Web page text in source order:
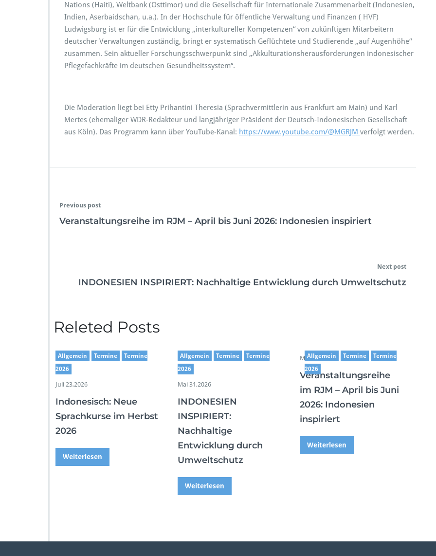
Nations (Haiti), Weltbank (Osttimor) und die Gesellschaft für Internationale Zusammenarbeit (Indonesien,
Indien, Aserbaidschan, u.a.). In der Hochschule für öffentliche Verwaltung und Finanzen ( HVF)
Ludwigsburg ist er für die Entwicklung „interkultureller Kompetenzen“ von zukünftigen Mitarbeitern
deutscher Verwaltungen zuständig, bringt er systematisch Geflüchtete und Studierende „auf Augenhöhe“
zusammen. Sein aktueller Forschungsschwerpunkt sind „Akkulturationsherausforderungen indonesischer
Pflegefachkräfte im deutschen Gesundheitssystem“.
Die Moderation liegt bei Etty Prihantini Theresia (Sprachvermittlerin aus Frankfurt am Main) und Karl
Mertes (ehemaliger WDR-Redakteur und langjähriger Präsident der Deutsch-Indonesischen Gesellschaft
aus Köln). Das Programm kann über YouTube-Kanal: https://www.youtube.com/@MGRJM verfolgt werden.
Previous post
Veranstaltungsreihe im RJM – April bis Juni 2026: Indonesien inspiriert
Next post
INDONESIEN INSPIRIERT: Nachhaltige Entwicklung durch Umweltschutz
Releted Posts
Allgemein Termine
Termine
2026
Juli 23,2026
Indonesisch: Neue
Sprachkurse im Herbst
2026
Weiterlesen
Allgemein Termine
Termine
2026
Mai 31,2026
INDONESIEN
INSPIRIERT:
Nachhaltige
Entwicklung durch
Umweltschutz
Weiterlesen
Allgemein Termine
Termine
2026
März 20,2026
Veranstaltungsreihe
im RJM – April bis Juni
2026: Indonesien
inspiriert
Weiterlesen